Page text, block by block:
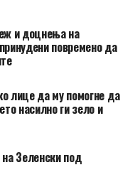
и доцнења на
повремено да
лице да му помогне да
насилно ги зело и
Зеленски под